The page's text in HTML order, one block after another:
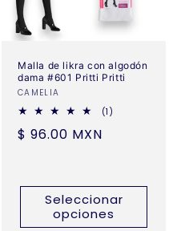
Malla de likra con algodón
dama #601 Pritti Pritti
Proveedor:
CAMELIA
(1)
Precio
$ 96.00 MXN
Seleccionar
opciones